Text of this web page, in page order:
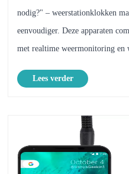
nodig?" – weerstationklokken
eenvoudiger. Deze apparaten
met realtime weermonitoring en
Lees verder